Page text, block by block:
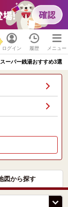
ログイン 履歴 メニュー
ーパー銭湯おすすめ3選
図から探す